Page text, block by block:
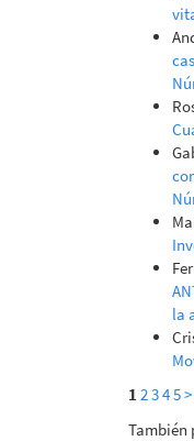
la
1 2345>
También